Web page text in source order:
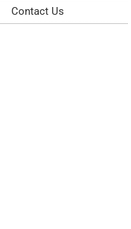
Contact Us